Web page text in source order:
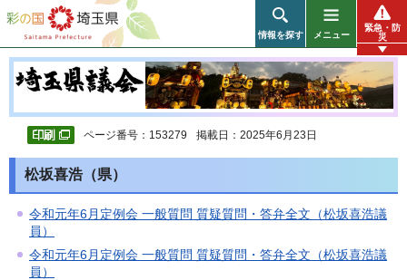
彩の国 埼玉県
情報を探す メニュー
緊急・防
災
ページ番号：153279 掲載日：2025年6月23日
松坂喜浩（県）
令和元年6月定例会 一般質問 質疑質問・答弁全文（松坂喜浩議
員）
令和元年6月定例会 一般質問 質疑質問・答弁全文（松坂喜浩議
員）